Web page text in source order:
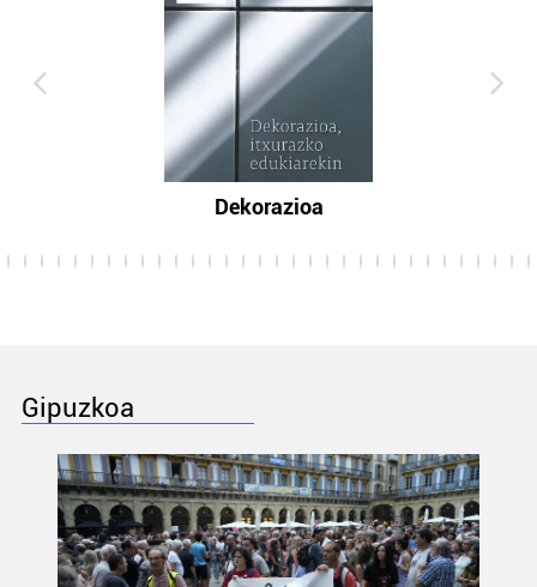
Dekorazioa
Gipuzkoa